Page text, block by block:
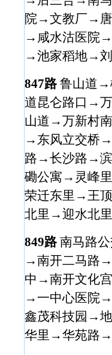
院→文教厂→
→咸水沽医院
→池家稻地→
847路鲁山道→
道昆仑路口→
山道→万新村
→东风立交桥
路→长沙路→
磡公寓→灵峰
荣迁东里→王
北里→迎水北
849路南马路
→南开二马路
中→南开文化
→一中心医院
鑫茂科技园→
华里→华苑路→